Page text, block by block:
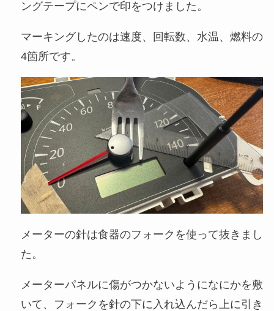
ングテープにペンで印をつけました。
マーキングしたのは速度、回転数、水温、燃料の
4箇所です。
メーターの針は食器のフォークを使って抜きまし
た。
メーターパネルに傷がつかないようになにかを敷
いて、フォークを針の下に入れ込んだら上に引き